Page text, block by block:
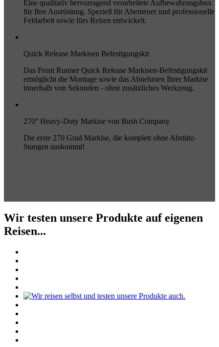
Eine qualitativ hervorragend verarbeitete Aufbewahrungsbox
für Ihre Ausrüstung. Speziell für Abenteuer und professionelle
Feldarbeit sowie fürs Reisen entwickelt.
Quick Release Markisen Befestigungskit
Das Front Runner Quick Release Markisen-Befestigungskit
ermöglicht die Montage sowie das Abnehmen Ihrer Markise
innerhalb von Sekunden - ohne zusätzliches Werkzeug.
270° Heavy-Duty Markise von Bush Company
Die erste 270 Grad Markise, die komplett ohne Abstütz-
Stangen auskommt!
Wir testen unsere Produkte auf eigenen
Reisen...